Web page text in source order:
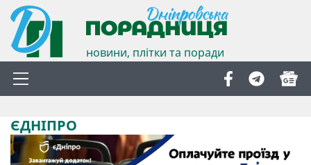
новини, плітки та поради
ЄДНІПРО